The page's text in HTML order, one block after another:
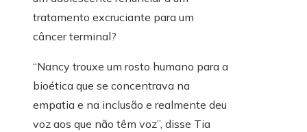
tratamento excruciante para um
câncer terminal?
“Nancy trouxe um rosto humano para a
bioética que se concentrava na
empatia e na inclusão e realmente deu
voz aos que não têm voz”, disse Tia